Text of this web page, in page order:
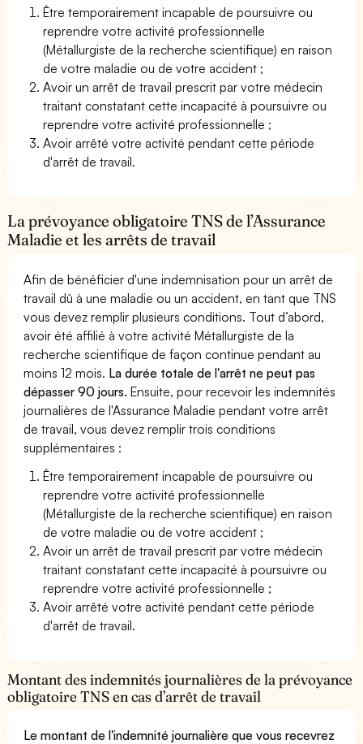
Être temporairement incapable de poursuivre ou
reprendre votre activité professionnelle
(Métallurgiste de la recherche scientifique) en raison
de votre maladie ou de votre accident ;
Avoir un arrêt de travail prescrit par votre médecin
traitant constatant cette incapacité à poursuivre ou
reprendre votre activité professionnelle ;
Avoir arrêté votre activité pendant cette période
d'arrêt de travail.
La prévoyance obligatoire TNS de l’Assurance
Maladie et les arrêts de travail
Afin de bénéficier d'une indemnisation pour un arrêt de
travail dû à une maladie ou un accident, en tant que TNS
vous devez remplir plusieurs conditions. Tout d’abord,
avoir été affilié à votre activité Métallurgiste de la
recherche scientifique de façon continue pendant au
moins 12 mois. La durée totale de l'arrêt ne peut pas
dépasser 90 jours. Ensuite, pour recevoir les indemnités
journalières de l'Assurance Maladie pendant votre arrêt
de travail, vous devez remplir trois conditions
supplémentaires :
Être temporairement incapable de poursuivre ou
reprendre votre activité professionnelle
(Métallurgiste de la recherche scientifique) en raison
de votre maladie ou de votre accident ;
Avoir un arrêt de travail prescrit par votre médecin
traitant constatant cette incapacité à poursuivre ou
reprendre votre activité professionnelle ;
Avoir arrêté votre activité pendant cette période
d'arrêt de travail.
Montant des indemnités journalières de la prévoyance
obligatoire TNS en cas d’arrêt de travail
Le montant de l'indemnité journalière que vous recevrez